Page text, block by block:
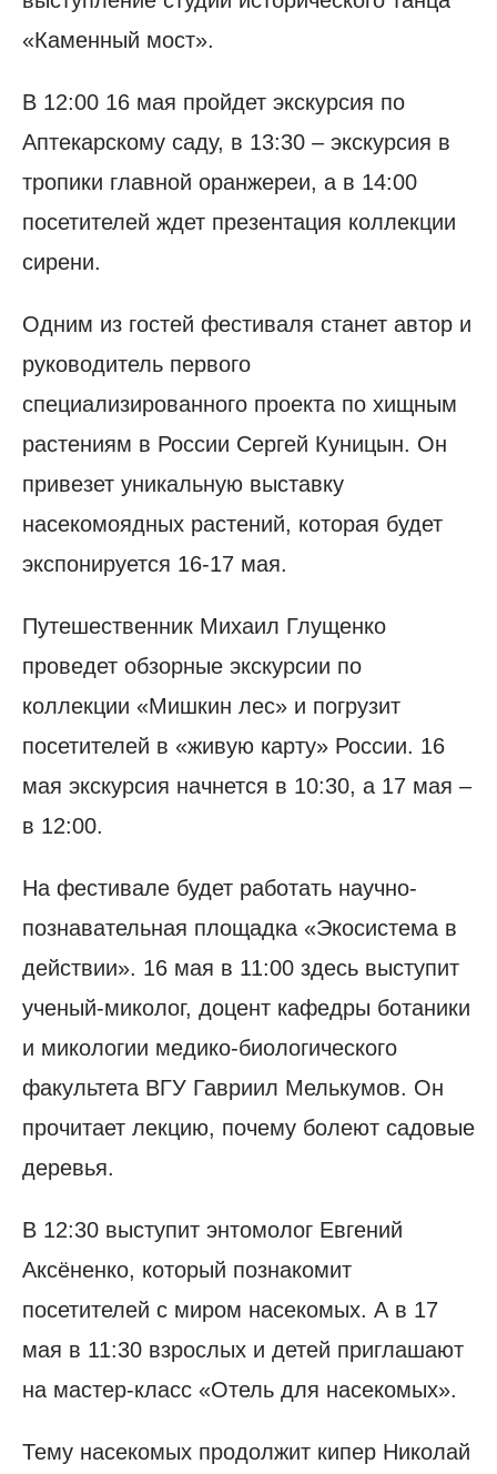
«Каменный мост».
В 12:00 16 мая пройдет экскурсия по
Аптекарскому саду, в 13:30 – экскурсия в
тропики главной оранжереи, а в 14:00
посетителей ждет презентация коллекции
сирени.
Одним из гостей фестиваля станет автор и
руководитель первого
специализированного проекта по хищным
растениям в России Сергей Куницын. Он
привезет уникальную выставку
насекомоядных растений, которая будет
экспонируется 16-17 мая.
Путешественник Михаил Глущенко
проведет обзорные экскурсии по
коллекции «Мишкин лес» и погрузит
посетителей в «живую карту» России. 16
мая экскурсия начнется в 10:30, а 17 мая –
в 12:00.
На фестивале будет работать научно-
познавательная площадка «Экосистема в
действии». 16 мая в 11:00 здесь выступит
ученый-миколог, доцент кафедры ботаники
и микологии медико-биологического
факультета ВГУ Гавриил Мелькумов. Он
прочитает лекцию, почему болеют садовые
деревья.
В 12:30 выступит энтомолог Евгений
Аксёненко, который познакомит
посетителей с миром насекомых. А в 17
мая в 11:30 взрослых и детей приглашают
на мастер-класс «Отель для насекомых».
Тему насекомых продолжит кипер Николай